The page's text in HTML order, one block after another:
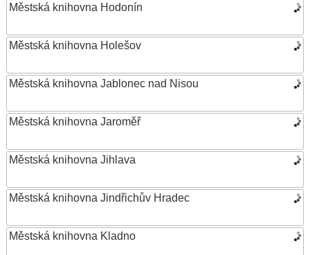
Městská knihovna Hodonín
Městská knihovna Holešov
Městská knihovna Jablonec nad Nisou
Městská knihovna Jaroměř
Městská knihovna Jihlava
Městská knihovna Jindřichův Hradec
Městská knihovna Kladno